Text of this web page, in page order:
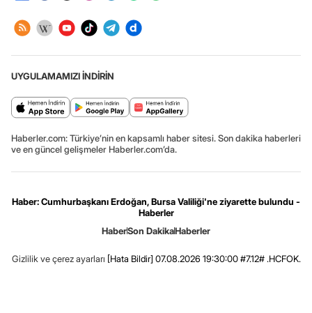
UYGULAMAMIZI İNDİRİN
Haberler.com: Türkiye’nin en kapsamlı haber sitesi. Son dakika haberleri
ve en güncel gelişmeler Haberler.com’da.
Haber: Cumhurbaşkanı Erdoğan, Bursa Valiliği'ne ziyarette bulundu -
Haberler
HaberSon DakikaHaberler
Gizlilik ve çerez ayarları [Hata Bildir] 07.08.2026 19:30:00 #7.12# .HCFOK.